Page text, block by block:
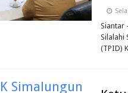
Siantar
Silalahi
(TPID)